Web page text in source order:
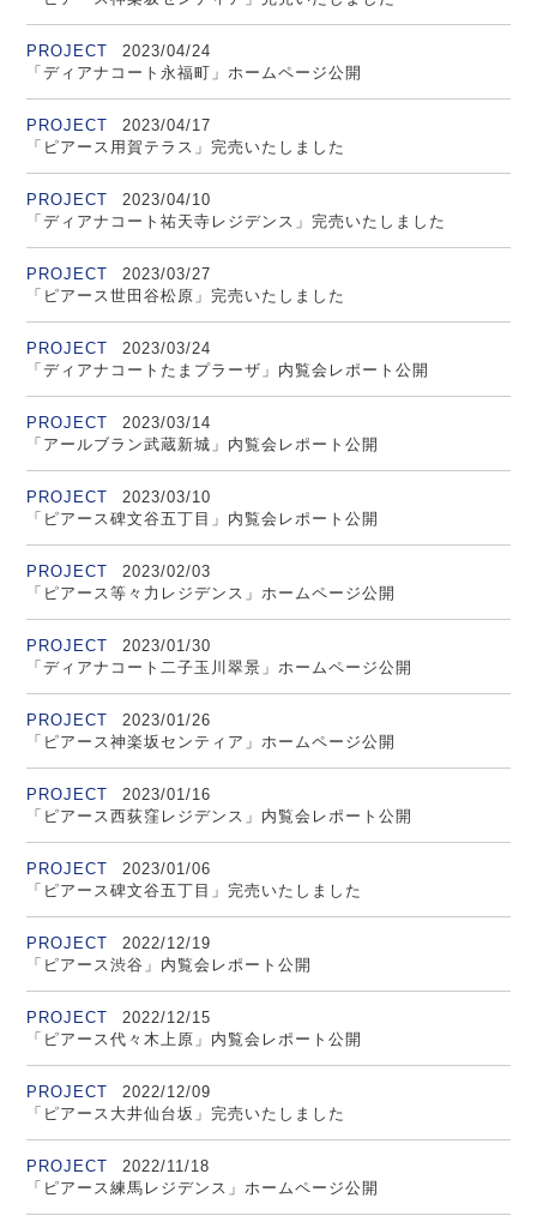
PROJECT
2023/04/24
「ディアナコート永福町」ホームページ公開
PROJECT
2023/04/17
「ピアース用賀テラス」完売いたしました
PROJECT
2023/04/10
「ディアナコート祐天寺レジデンス」完売いたしました
PROJECT
2023/03/27
「ピアース世田谷松原」完売いたしました
PROJECT
2023/03/24
「ディアナコートたまプラーザ」内覧会レポート公開
PROJECT
2023/03/14
「アールブラン武蔵新城」内覧会レポート公開
PROJECT
2023/03/10
「ピアース碑文谷五丁目」内覧会レポート公開
PROJECT
2023/02/03
「ピアース等々力レジデンス」ホームページ公開
PROJECT
2023/01/30
「ディアナコート二子玉川翠景」ホームページ公開
PROJECT
2023/01/26
「ピアース神楽坂センティア」ホームページ公開
PROJECT
2023/01/16
「ピアース西荻窪レジデンス」内覧会レポート公開
PROJECT
2023/01/06
「ピアース碑文谷五丁目」完売いたしました
PROJECT
2022/12/19
「ピアース渋谷」内覧会レポート公開
PROJECT
2022/12/15
「ピアース代々木上原」内覧会レポート公開
PROJECT
2022/12/09
「ピアース大井仙台坂」完売いたしました
PROJECT
2022/11/18
「ピアース練馬レジデンス」ホームページ公開